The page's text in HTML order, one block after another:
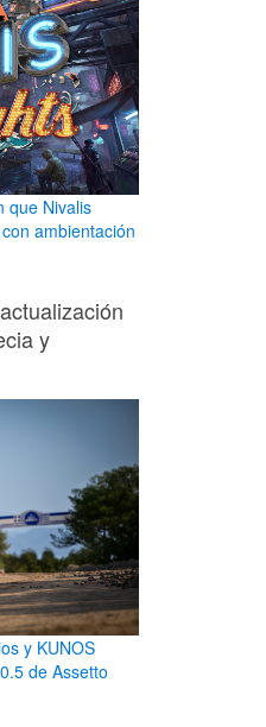
que Nivalis
ambientación
y
y KUNOS
de Assetto